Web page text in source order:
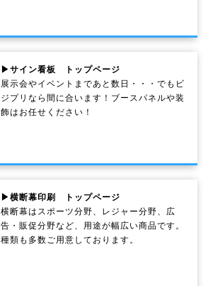
▶サイン看板 トップページ
展示会やイベントまであと数日・・・でもビ
ジプリなら間に合います！ブースパネルや装
飾はお任せください！
▶横断幕印刷 トップページ
横断幕はスポーツ分野、レジャー分野、広
告・販促分野など、用途が幅広い商品です。
種類も多数ご用意しております。